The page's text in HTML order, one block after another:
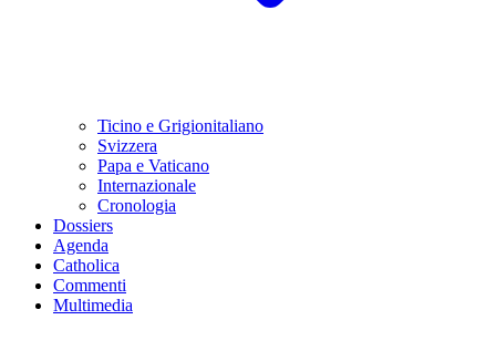
Ticino e Grigionitaliano
Svizzera
Papa e Vaticano
Internazionale
Cronologia
Dossiers
Agenda
Catholica
Commenti
Multimedia